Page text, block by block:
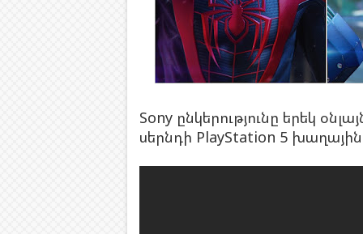
Sony ընկերությունը երեկ
սերնդի PlayStation 5